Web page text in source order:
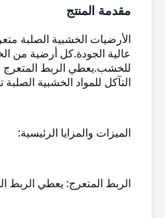
مقدمة المنتج
الأرضيات الخشبية الصلبة
عالية الجودة.كل أرضية من
للخشب.يعطي الربط المتعرج
التآكل للمواد الخشبية
الميزات والمزايا الرئيسية:
الربط المتعرج: يعطي الربط